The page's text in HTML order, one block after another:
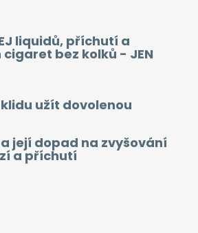
liquidů, příchutí a
bez kolků - JEN
klidu užít dovolenou
její dopad na zvyšování
a příchutí